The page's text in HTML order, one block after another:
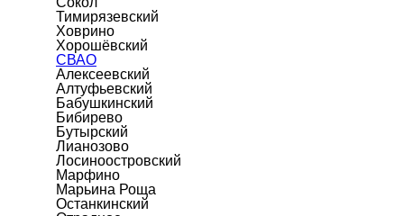
Тимирязевский
Ховрино
Хорошёвский
СВАО
Алексеевский
Алтуфьевский
Бабушкинский
Бибирево
Бутырский
Лианозово
Лосиноостровский
Марфино
Марьина Роща
Останкинский